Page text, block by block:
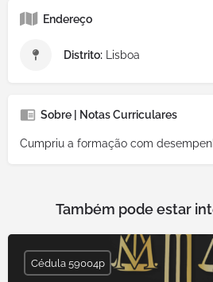
Endereço
Distrito: Lisboa
Sobre | Notas Curriculares
Cumpriu a formação com
Também pode estar
Cédula 59004p